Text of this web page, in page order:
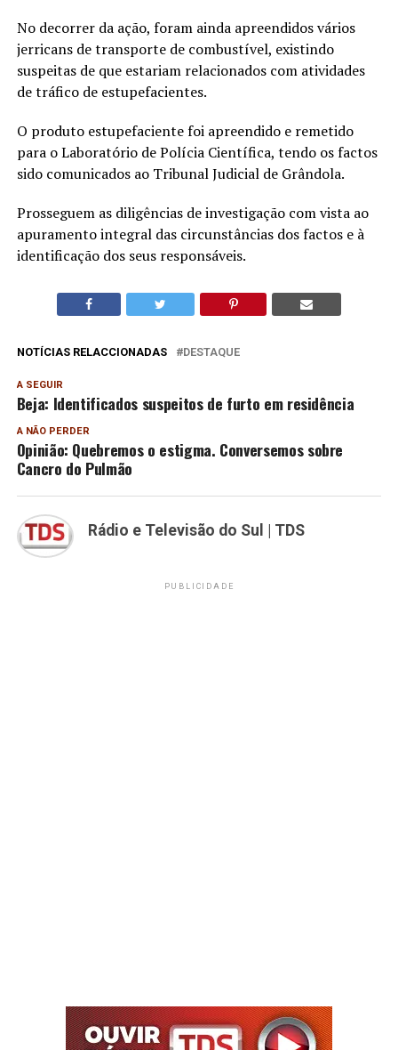
No decorrer da ação, foram ainda apreendidos vários
jerricans de transporte de combustível, existindo
suspeitas de que estariam relacionados com atividades
de tráfico de estupefacientes.
O produto estupefaciente foi apreendido e remetido
para o Laboratório de Polícia Científica, tendo os factos
sido comunicados ao Tribunal Judicial de Grândola.
Prosseguem as diligências de investigação com vista ao
apuramento integral das circunstâncias dos factos e à
identificação dos seus responsáveis.
NOTÍCIAS RELACCIONADAS DESTAQUE
A SEGUIR
Beja: Identificados suspeitos de furto em residência
A NÃO PERDER
Opinião: Quebremos o estigma. Conversemos sobre
Cancro do Pulmão
Rádio e Televisão do Sul | TDS
PUBLICIDADE